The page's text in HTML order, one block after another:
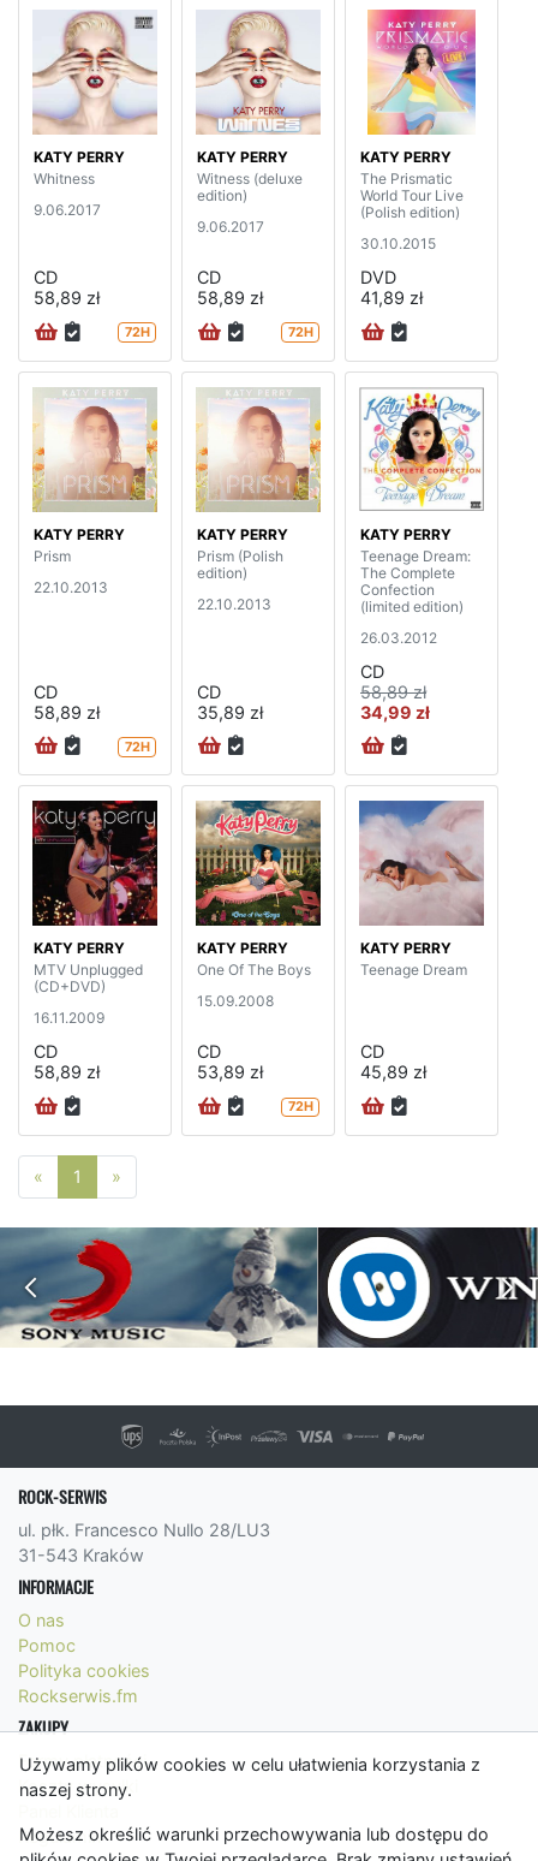
Używamy plików cookies w celu ułatwienia korzystania z
naszej strony.
Możesz określić warunki przechowywania lub dostępu do
KATY PERRY
Whitness
9.06.2017
CD
58,89 zł
72H
KATY PERRY
Witness (deluxe
edition)
9.06.2017
CD
58,89 zł
72H
KATY PERRY
The Prismatic
World Tour Live
(Polish edition)
30.10.2015
DVD
41,89 zł
KATY PERRY
Prism
22.10.2013
CD
58,89 zł
72H
KATY PERRY
Prism (Polish
edition)
22.10.2013
CD
35,89 zł
KATY PERRY
Teenage Dream:
The Complete
Confection
(limited edition)
26.03.2012
CD
58,89 zł
34,99 zł
KATY PERRY
MTV Unplugged
(CD+DVD)
16.11.2009
CD
58,89 zł
KATY PERRY
One Of The Boys
15.09.2008
CD
53,89 zł
72H
KATY PERRY
Teenage Dream
CD
45,89 zł
« Poprzednia strona
1 »
ROCK-SERWIS
ul. płk. Francesco Nullo 28/LU3
31-543 Kraków
INFORMACJE
O nas
Pomoc
Polityka cookies
Rockserwis.fm
ZAKUPY
Formy płatności
Koszty wysyłki
Regulamin